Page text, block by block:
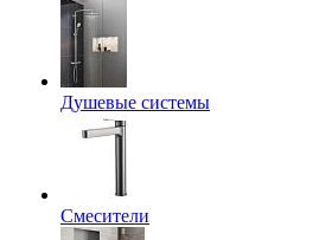
Душевые системы
Смесители